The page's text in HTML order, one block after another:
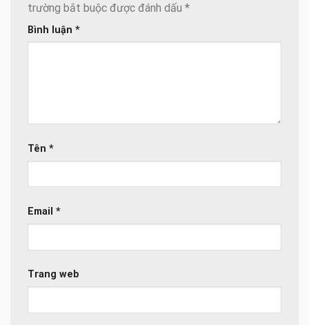
trường bắt buộc được đánh dấu *
Bình luận *
Tên *
Email *
Trang web